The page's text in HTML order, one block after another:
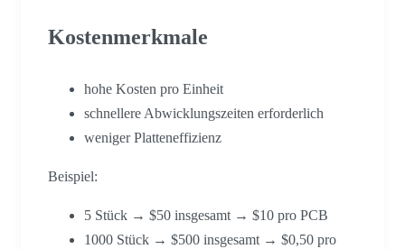
Kostenmerkmale
hohe Kosten pro Einheit
schnellere Abwicklungszeiten erforderlich
weniger Platteneffizienz
Beispiel:
5 Stück → $50 insgesamt → $10 pro PCB
1000 Stück → $500 insgesamt → $0,50 pro